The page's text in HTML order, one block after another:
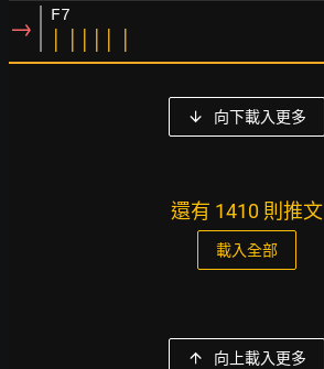
→ F7
向下載入更多
還有 1410 則推文
載入全部
向上載入更多